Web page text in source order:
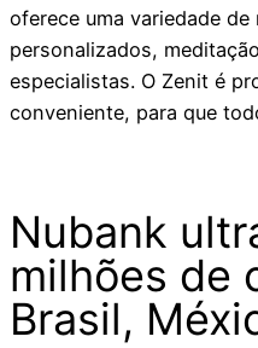
oferece uma variedade
personalizados,
especialistas. O Zenit é
conveniente, para que
Nubank
milhões de
Brasil,